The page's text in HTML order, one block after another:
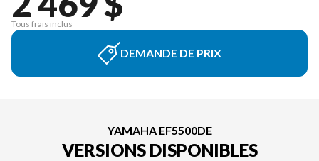
Tous frais inclus
DEMANDE DE PRIX
YAMAHA EF5500DE
VERSIONS DISPONIBLES